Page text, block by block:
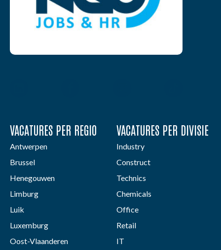
VACATURES PER REGIO
Antwerpen
Brussel
Henegouwen
Limburg
Luik
Luxemburg
Oost-Vlaanderen
VACATURES PER DIVISIE
Industry
Construct
Technics
Chemicals
Office
Retail
IT